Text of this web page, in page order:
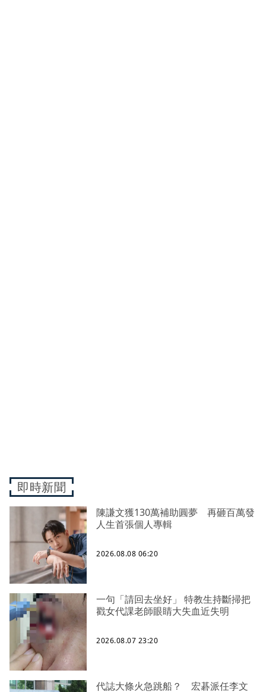
即時新聞
陳謙文獲130萬補助圓夢 再砸百萬發
人生首張個人專輯
2026.08.08 06:20
一句「請回去坐好」 特教生持斷掃把
戳女代課老師眼睛大失血近失明
2026.08.07 23:20
代誌大條火急跳船？ 宏碁派任李文